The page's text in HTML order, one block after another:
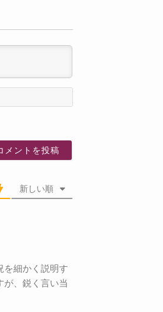
前
新しい順
を細かく説明す
が、鋭く言い当